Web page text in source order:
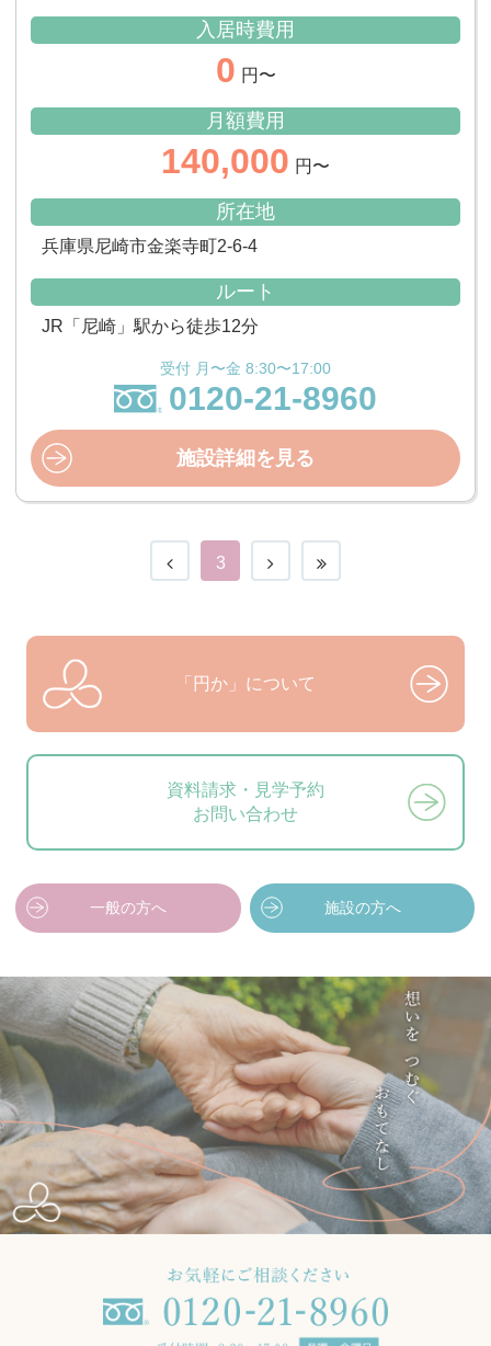
入居時費用
0 円〜
月額費用
140,000 円〜
所在地
兵庫県尼崎市金楽寺町2-6-4
ルート
JR「尼崎」駅から徒歩12分
受付 月〜金 8:30〜17:00
0120-21-8960
施設詳細を見る
3
「円か」について
資料請求・見学予約
お問い合わせ
一般の方へ 施設の方へ